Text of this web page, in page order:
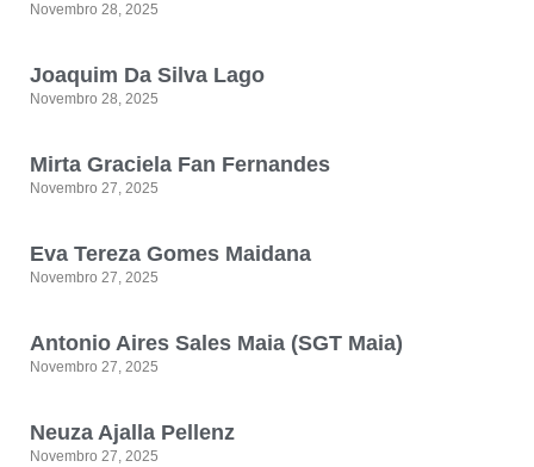
Novembro 28, 2025
Joaquim Da Silva Lago
Novembro 28, 2025
Mirta Graciela Fan Fernandes
Novembro 27, 2025
Eva Tereza Gomes Maidana
Novembro 27, 2025
Antonio Aires Sales Maia (SGT Maia)
Novembro 27, 2025
Neuza Ajalla Pellenz
Novembro 27, 2025